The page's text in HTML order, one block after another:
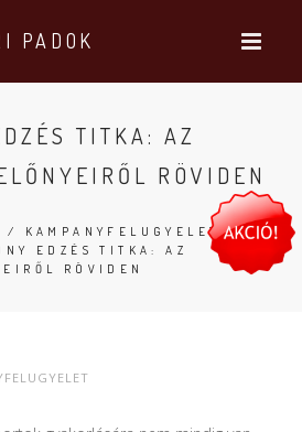
PADOK
TITKA: AZ
RÖVIDEN
/ KAMPANYFELUGYELET
EDZÉS TITKA: AZ
RÖVIDEN